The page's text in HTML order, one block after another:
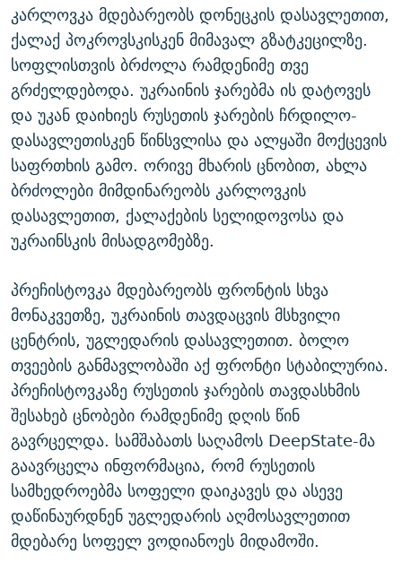
კარლოვკა მდებარეობს დონეცკის დასავლეთით,
ქალაქ პოკროვსკისკენ მიმავალ გზატკეცილზე.
სოფლისთვის ბრძოლა რამდენიმე თვე
გრძელდებოდა. უკრაინის ჯარებმა ის დატოვეს
და უკან დაიხიეს რუსეთის ჯარების ჩრდილო-
დასავლეთისკენ წინსვლისა და ალყაში მოქცევის
საფრთხის გამო. ორივე მხარის ცნობით, ახლა
ბრძოლები მიმდინარეობს კარლოვკის
დასავლეთით, ქალაქების სელიდოვოსა და
უკრაინსკის მისადგომებზე.
პრეჩისტოვკა მდებარეობს ფრონტის სხვა
მონაკვეთზე, უკრაინის თავდაცვის მსხვილი
ცენტრის, უგლედარის დასავლეთით. ბოლო
თვეების განმავლობაში აქ ფრონტი სტაბილურია.
პრეჩისტოვკაზე რუსეთის ჯარების თავდასხმის
შესახებ ცნობები რამდენიმე დღის წინ
გავრცელდა. სამშაბათს საღამოს DeepState-მა
გაავრცელა ინფორმაცია, რომ რუსეთის
სამხედროებმა სოფელი დაიკავეს და ასევე
დაწინაურდნენ უგლედარის აღმოსავლეთით
მდებარე სოფელ ვოდიანოეს მიდამოში.